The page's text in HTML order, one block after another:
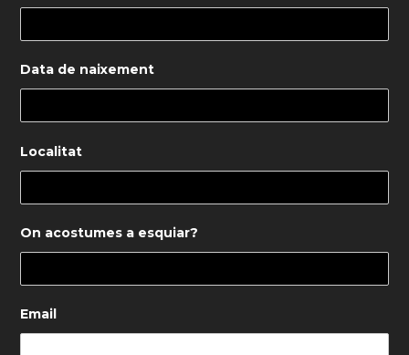
Data de naixement
Localitat
On acostumes a esquiar?
Email